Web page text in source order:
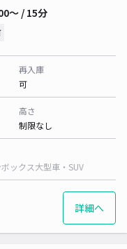
〜 / 15分
再入庫
可
高さ
制限なし
ックス大型車・SUV
詳細へ